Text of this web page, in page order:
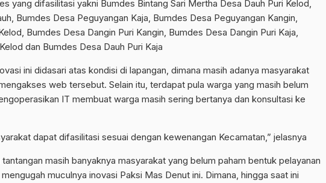
yang difasilitasi yakni Bumdes Bintang Sari Mertha Desa Dauh Puri Kelod,
Bumdes Desa Peguyangan Kaja, Bumdes Desa Peguyangan Kangin,
Bumdes Desa Dangin Puri Kangin, Bumdes Desa Dangin Puri Kaja,
dan Bumdes Desa Dauh Puri Kaja
ini didasari atas kondisi di lapangan, dimana masih adanya masyarakat
web tersebut. Selain itu, terdapat pula warga yang masih belum
IT membuat warga masih sering bertanya dan konsultasi ke
dapat difasilitasi sesuai dengan kewenangan Kecamatan,” jelasnya
masih banyaknya masyarakat yang belum paham bentuk pelayanan
muculnya inovasi Paksi Mas Denut ini. Dimana, hingga saat ini